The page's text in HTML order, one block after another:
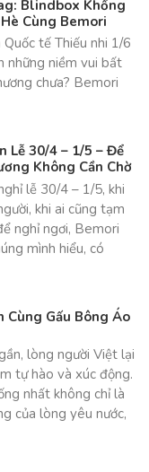
Blindbox Khổng
Cùng Bemori
tế Thiếu nhi 1/6
những niềm vui bất
chưa? Bemori
Lễ 30/4 – 1/5 – Để
Không Cần Chờ
lễ 30/4 – 1/5, khi
khi ai cũng tạm
nghỉ ngơi, Bemori
mình hiểu, có
Cùng Gấu Bông Áo
lòng người Việt lại
tự hào và xúc động.
nhất không chỉ là
của lòng yêu nước,